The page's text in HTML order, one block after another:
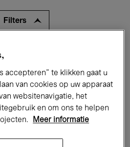
Filters
Films
Lezingen & Debatten
Muziek Global Music
accepteren” te klikken gaat u
van cookies op uw apparaat
websitenavigatie, het
en om ons te helpen
Meer informatie